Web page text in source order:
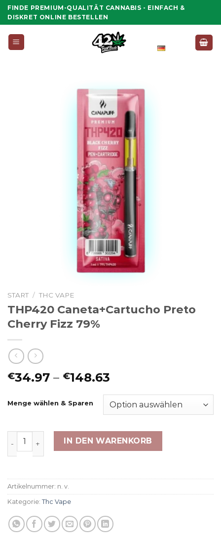
Zum
Inhalt
FINDE PREMIUM-QUALITÄT CANNABIS - EINFACH &
DISKRET ONLINE BESTELLEN
START / THC VAPE
THP420 Caneta+Cartucho Preto
Cherry Fizz 79%
€34.97 – €148.63
bis
€148.63
Menge wählen & Sparen
THP420 Caneta+Cartucho Preto Cherry Fizz 79%
IN DEN WARENKORB
Artikelnummer: n. v.
Kategorie: Thc Vape